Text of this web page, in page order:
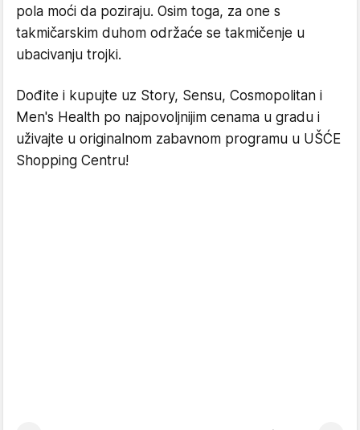
pola moći da poziraju. Osim toga, za one s
takmičarskim duhom održaće se takmičenje u
ubacivanju trojki.
Dođite i kupujte uz Story, Sensu, Cosmopolitan i
Men's Health po najpovoljnijim cenama u gradu i
uživajte u originalnom zabavnom programu u UŠĆE
Shopping Centru!